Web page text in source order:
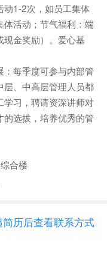
动1-2次，如员工集体
活动；节气福利：端
金奖励）。爱心基
每季度可参与内部管
、中高层管理人员都
学习，聘请资深讲师对
选拔，培养优秀的管
合楼
简历后查看联系方式